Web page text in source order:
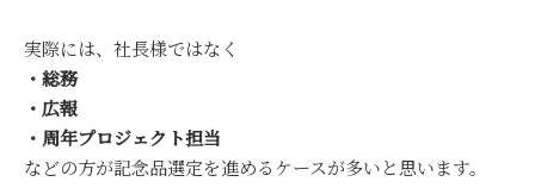
実際には、社長様ではなく
・総務
・広報
・周年プロジェクト担当
などの方が記念品選定を進めるケースが多いと思います。